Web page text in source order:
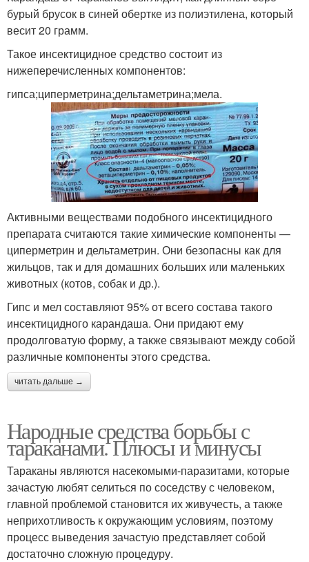
бурый брусок в синей обертке из полиэтилена, который
весит 20 грамм.
Такое инсектицидное средство состоит из
нижеперечисленных компонентов:
гипса;циперметрина;дельтаметрина;мела.
Активными веществами подобного инсектицидного
препарата считаются такие химические компоненты —
циперметрин и дельтаметрин. Они безопасны как для
жильцов, так и для домашних больших или маленьких
животных (котов, собак и др.).
Гипс и мел составляют 95% от всего состава такого
инсектицидного карандаша. Они придают ему
продолговатую форму, а также связывают между собой
различные компоненты этого средства.
читать дальше →
Народные средства борьбы с
тараканами. Плюсы и минусы
Тараканы являются насекомыми-паразитами, которые
зачастую любят селиться по соседству с человеком,
главной проблемой становится их живучесть, а также
неприхотливость к окружающим условиям, поэтому
процесс выведения зачастую представляет собой
достаточно сложную процедуру.